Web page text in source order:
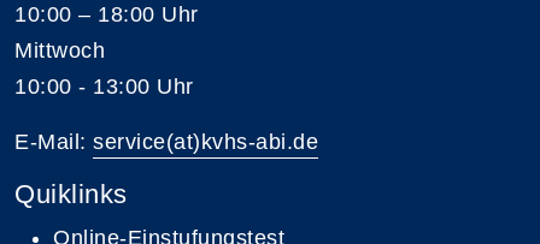
10:00 – 18:00 Uhr
Mittwoch
10:00 - 13:00 Uhr
E-Mail: service(at)kvhs-abi.de
Quiklinks
Online-Einstufungstest